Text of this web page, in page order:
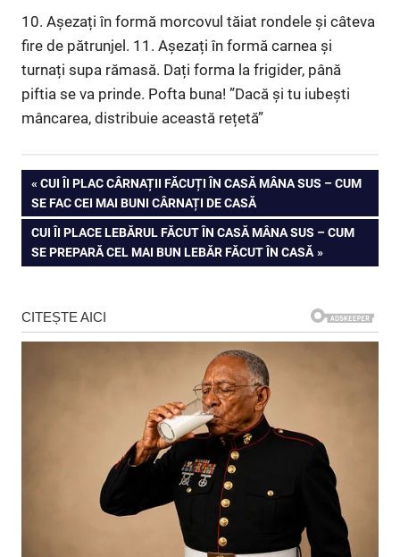
10. Așezați în formă morcovul tăiat rondele și câteva
fire de pătrunjel. 11. Așezați în formă carnea și
turnați supa rămasă. Dați forma la frigider, până
piftia se va prinde. Pofta buna! ”Dacă și tu iubești
mâncarea, distribuie această rețetă”
Navigare
în
articole
PREVIOUS
POST:
CUI ÎI PLAC CÂRNAȚII FĂCUȚI ÎN CASĂ MÂNA SUS – CUM
SE FAC CEI MAI BUNI CÂRNAȚI DE CASĂ
NEXT
POST:
CUI ÎI PLACE LEBĂRUL FĂCUT ÎN CASĂ MÂNA SUS – CUM
SE PREPARĂ CEL MAI BUN LEBĂR FĂCUT ÎN CASĂ